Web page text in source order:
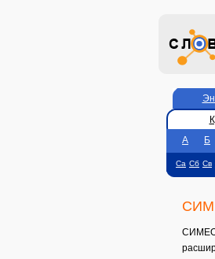
А
Б
Са Сб Св